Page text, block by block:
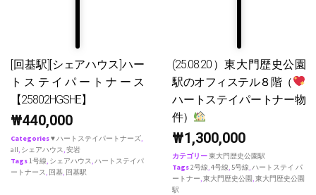
[回基駅][シェアハウス]ハー
トステイパートナース
【25802HGSHE】
₩440,000
Categories♥ ハートステイパートナーズ,
all, シェアハウス,安岩
Tags1号線, シェアハウス,ハートステイパ
ートナース, 回基, 回基駅
(25.08.20）東大門歴史公園
駅のオフィステル８階（
ハートステイパートナー物
件）
₩1,300,000
カテゴリー東大門歴史公園駅
Tags2号線,4号線, 5号線,ハートステイ パ
ートナー,東大門歴史公園,東大門歴史公園
駅